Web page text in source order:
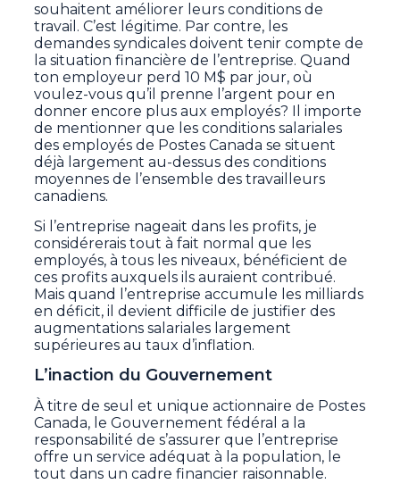
souhaitent améliorer leurs conditions de
travail. C’est légitime. Par contre, les
demandes syndicales doivent tenir compte de
la situation financière de l’entreprise. Quand
ton employeur perd 10 M$ par jour, où
voulez-vous qu’il prenne l’argent pour en
donner encore plus aux employés? Il importe
de mentionner que les conditions salariales
des employés de Postes Canada se situent
déjà largement au-dessus des conditions
moyennes de l’ensemble des travailleurs
canadiens.
Si l’entreprise nageait dans les profits, je
considérerais tout à fait normal que les
employés, à tous les niveaux, bénéficient de
ces profits auxquels ils auraient contribué.
Mais quand l’entreprise accumule les milliards
en déficit, il devient difficile de justifier des
augmentations salariales largement
supérieures au taux d’inflation.
L’inaction du Gouvernement
À titre de seul et unique actionnaire de Postes
Canada, le Gouvernement fédéral a la
responsabilité de s’assurer que l’entreprise
offre un service adéquat à la population, le
tout dans un cadre financier raisonnable.